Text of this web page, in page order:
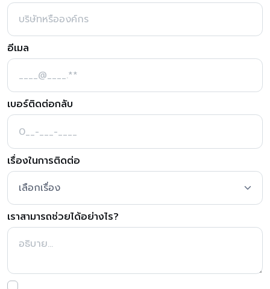
อีเมล
เบอร์ติดต่อกลับ
เรื่องในการติดต่อ
เราสามารถช่วยได้อย่างไร?